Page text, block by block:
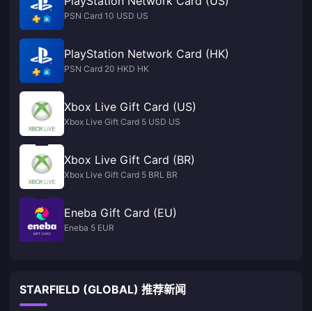
PSN Card 10 USD US
PlayStation Network Card (HK)
PSN Card 20 HKD HK
Xbox Live Gift Card (US)
Xbox Live Gift Card 5 USD US
Xbox Live Gift Card (BR)
Xbox Live Gift Card 5 BRL BR
Eneba Gift Card (EU)
Eneba 5 EUR
STARFIELD (GLOBAL) 推荐新闻